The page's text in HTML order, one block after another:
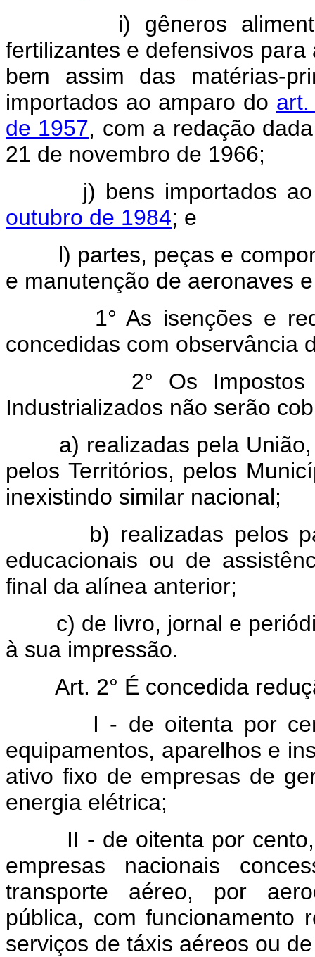
i) gêneros
fertilizantes e defensivos
bem assim das matérias-
importados ao amparo do
de 1957, com a redação
21 de novembro de 1966;
j) bens importados ao
outubro de 1984; e
l) partes, peças e
e manutenção de aeronaves
1° As isenções e
concedidas com observância
2° Os Impostos de
Industrializados não serão
a) realizadas pela União,
pelos Territórios, pelos
inexistindo similar nacional;
b) realizadas pelos
educacionais ou de
final da alínea anterior;
c) de livro, jornal e
à sua impressão.
Art. 2° É concedida
I - de oitenta por cento,
equipamentos, aparelhos e
ativo fixo de empresas de
energia elétrica;
II - de oitenta por cento,
empresas nacionais
transporte aéreo, por
pública, com funcionamento
serviços de táxis aéreos ou